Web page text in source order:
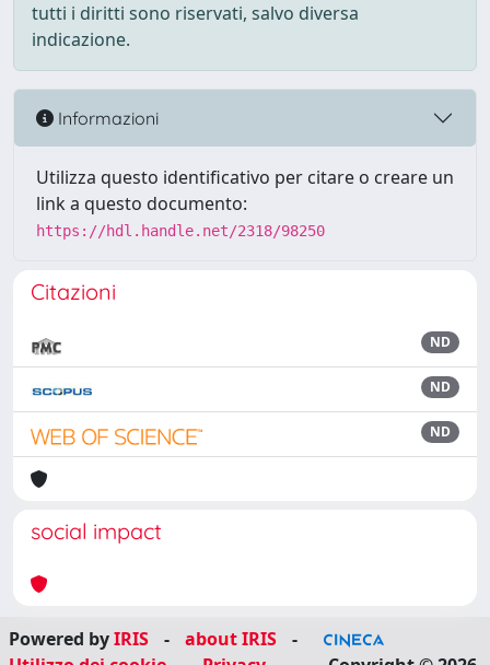
tutti i diritti sono riservati, salvo diversa
indicazione.
Informazioni
Utilizza questo identificativo per citare o creare un
link a questo documento:
https://hdl.handle.net/2318/98250
Citazioni
ND
ND
ND
social impact
Powered byIRIS - about IRIS
-